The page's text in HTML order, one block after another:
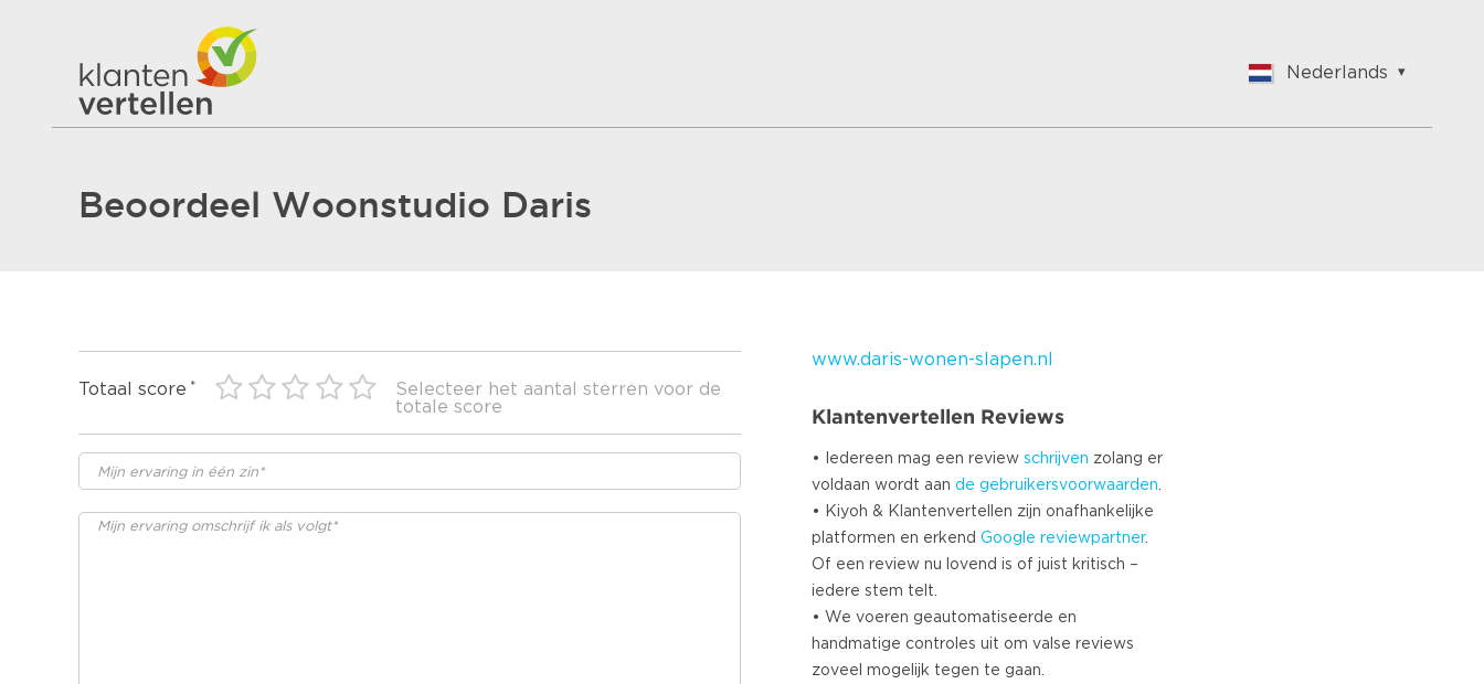
Nederlands
Nederlands
Beoordeel Woonstudio Daris
Totaal score
Selecteer het aantal sterren voor de
totale score
www.daris-wonen-slapen.nl
Klantenvertellen Reviews
• Iedereen mag een review schrijven zolang er
voldaan wordt aan de gebruikersvoorwaarden.
• Kiyoh & Klantenvertellen zijn onafhankelijke
platformen en erkend Google reviewpartner.
Of een review nu lovend is of juist kritisch –
iedere stem telt.
• We voeren geautomatiseerde en
handmatige controles uit om valse reviews
zoveel mogelijk tegen te gaan.